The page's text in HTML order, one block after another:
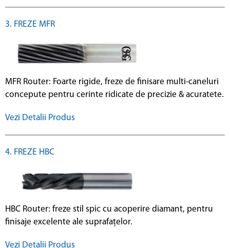
3. FREZE MFR
MFR Router: Foarte rigide, freze de finisare multi-caneluri
concepute pentru cerinte ridicate de precizie & acuratete.
Vezi Detalii Produs
4. FREZE HBC
HBC Router: freze stil spic cu acoperire diamant, pentru
finisaje excelente ale suprafațelor.
Vezi Detalii Produs